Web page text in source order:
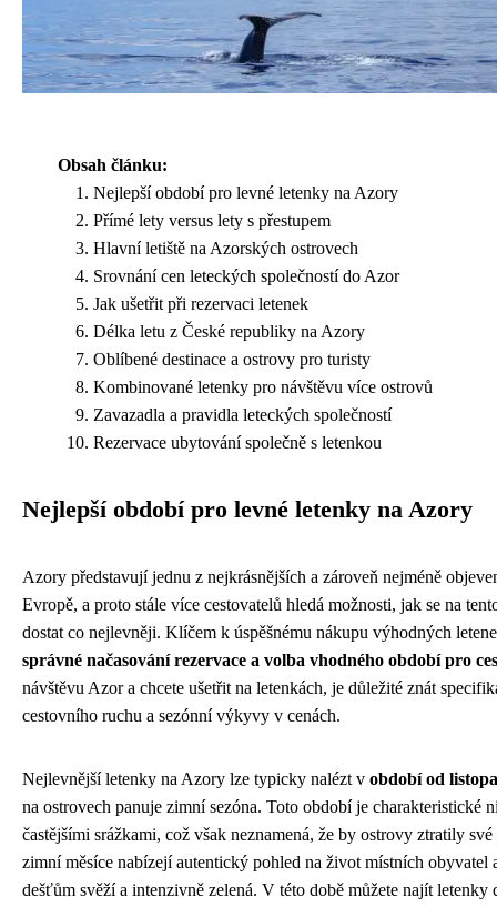
Obsah článku:
Nejlepší období pro levné letenky na Azory
Přímé lety versus lety s přestupem
Hlavní letiště na Azorských ostrovech
Srovnání cen leteckých společností do Azor
Jak ušetřit při rezervaci letenek
Délka letu z České republiky na Azory
Oblíbené destinace a ostrovy pro turisty
Kombinované letenky pro návštěvu více ostrovů
Zavazadla a pravidla leteckých společností
Rezervace ubytování společně s letenkou
Nejlepší období pro levné letenky na Azory
Azory představují jednu z nejkrásnějších a zároveň nejméně
Evropě, a proto stále více cestovatelů hledá možnosti, jak se na
dostat co nejlevněji. Klíčem k úspěšnému nákupu výhodných
správné načasování rezervace a volba vhodného období pro
návštěvu Azor a chcete ušetřit na letenkách, je důležité znát
cestovního ruchu a sezónní výkyvy v cenách.
Nejlevnější letenky na Azory lze typicky nalézt v období od
na ostrovech panuje zimní sezóna. Toto období je charakteristické
častějšími srážkami, což však neznamená, že by ostrovy ztratily
zimní měsíce nabízejí autentický pohled na život místních obyvatel
dešťům svěží a intenzivně zelená. V této době můžete najít letenky